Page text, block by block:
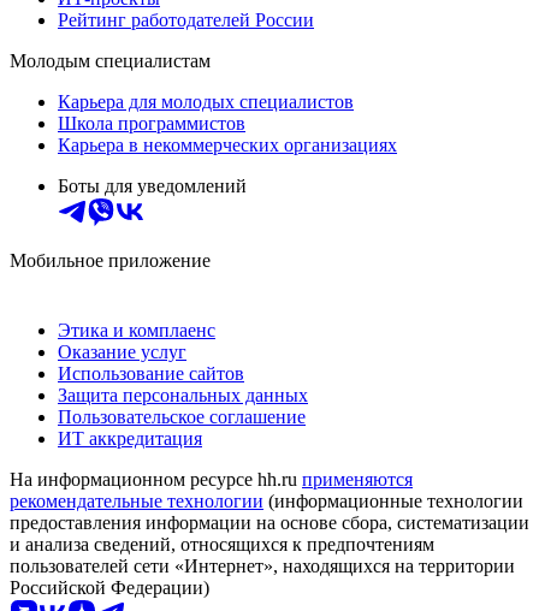
Рейтинг работодателей России
Молодым специалистам
Карьера для молодых специалистов
Школа программистов
Карьера в некоммерческих организациях
Боты для уведомлений
Мобильное приложение
Этика и комплаенс
Оказание услуг
Использование сайтов
Защита персональных данных
Пользовательское соглашение
ИТ аккредитация
На информационном ресурсе hh.ru применяются
рекомендательные технологии (информационные технологии
предоставления информации на основе сбора, систематизации
и анализа сведений, относящихся к предпочтениям
пользователей сети «Интернет», находящихся на территории
Российской Федерации)